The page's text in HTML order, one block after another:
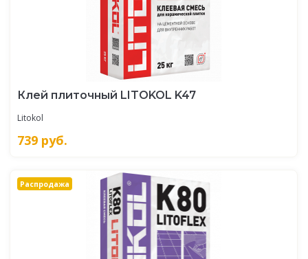
Клей плиточный LITOKOL K47
Litokol
739 руб.
Распродажа